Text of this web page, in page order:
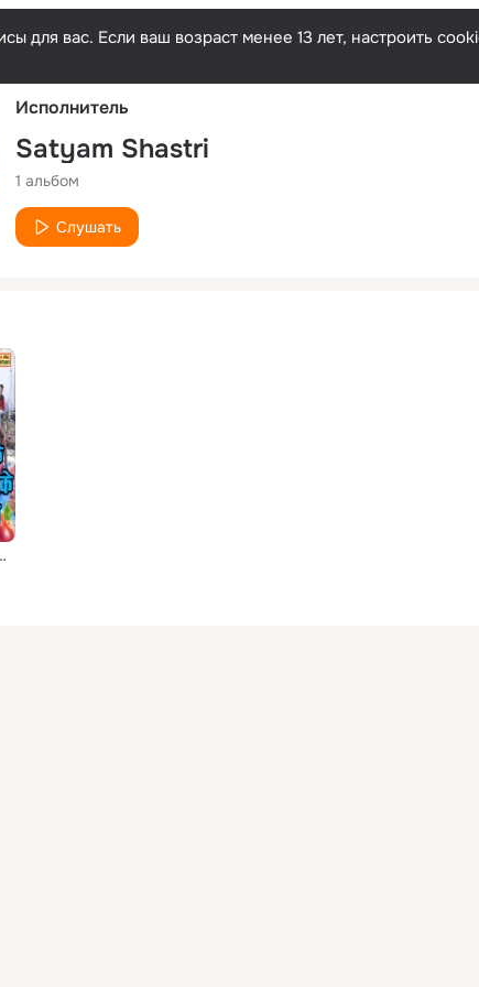
для вас. Если ваш возраст менее 13 лет, настроить
Исполнитель
Satyam Shastri
1 альбом
Слушать
Gore Gore Gaal